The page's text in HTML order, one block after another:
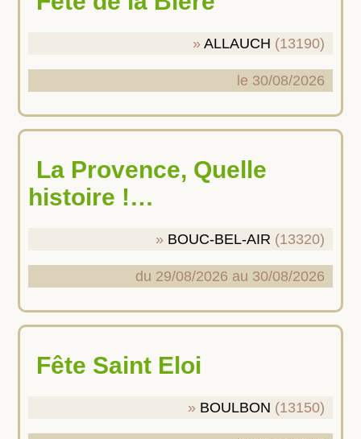
ALLAUCH (13190)
le 30/08/2026
La Provence, Quelle
histoire !…
BOUC-BEL-AIR (13320)
du 29/08/2026 au 30/08/2026
Fête Saint Eloi
BOULBON (13150)